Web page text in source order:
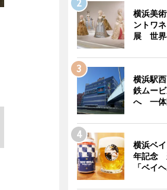
横浜美
ントワ
展 世界
横浜駅
鉄ムー
へ 一体
横浜ベ
年記念
「ベイヘ